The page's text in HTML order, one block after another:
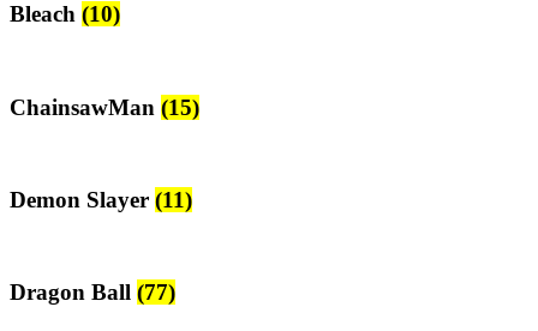
Bleach (10)
ChainsawMan (15)
Demon Slayer (11)
Dragon Ball (77)